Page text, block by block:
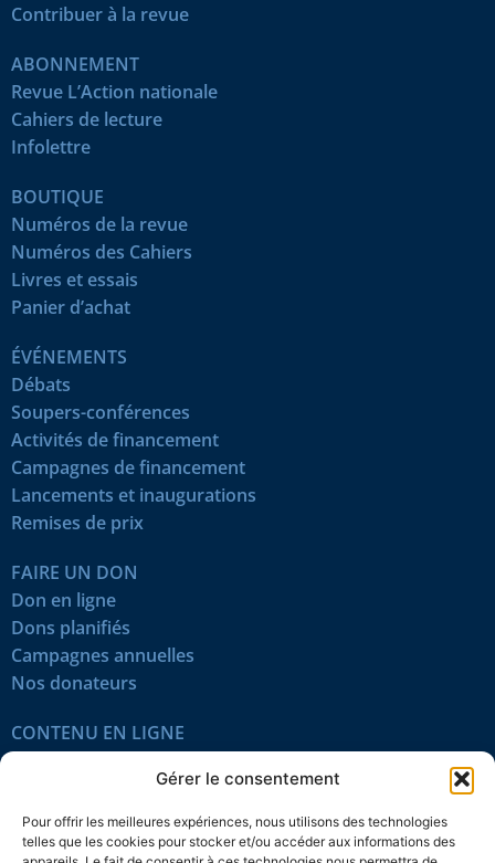
Gérer le consentement
Pour offrir les meilleures expériences, nous utilisons des technologies
telles que les cookies pour stocker et/ou accéder aux informations des
Contribuer à la revue
ABONNEMENT
Revue L’Action nationale
Cahiers de lecture
Infolettre
BOUTIQUE
Numéros de la revue
Numéros des Cahiers
Livres et essais
Panier d’achat
ÉVÉNEMENTS
Débats
Soupers-conférences
Activités de financement
Campagnes de financement
Lancements et inaugurations
Remises de prix
FAIRE UN DON
Don en ligne
Dons planifiés
Campagnes annuelles
Nos donateurs
CONTENU EN LIGNE
Tous les articles
Œuvres du mois
En vidéo